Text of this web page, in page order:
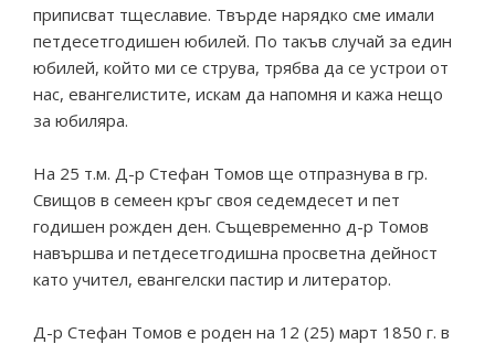
приписват тщеславие. Твърде нарядко сме имали
петдесетгодишен юбилей. По такъв случай за един
юбилей, който ми се струва, трябва да се устрои от
нас, евангелистите, искам да напомня и кажа нещо
за юбиляра.
На 25 т.м. Д-р Стефан Томов ще отпразнува в гр.
Свищов в семеен кръг своя седемдесет и пет
годишен рожден ден. Същевременно д-р Томов
навършва и петдесетгодишна просветна дейност
като учител, евангелски пастир и литератор.
Д-р Стефан Томов е роден на 12 (25) март 1850 г. в